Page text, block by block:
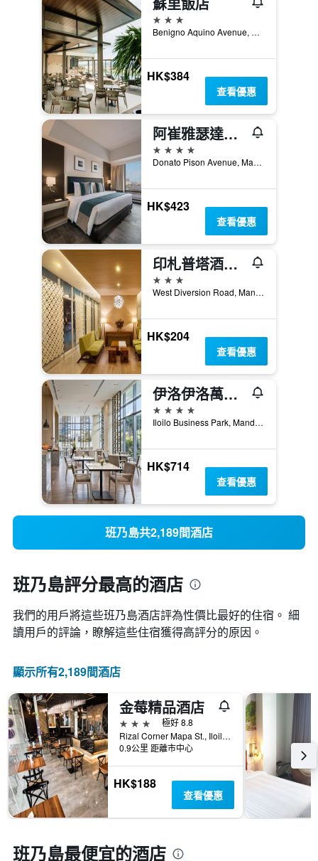
3星級
Benigno Aquino Avenue, 怡朗市, 菲律賓
HK$384
查看優惠
阿崔雅瑟達酒店 - 伊洛伊洛
4星級
Donato Pison Avenue, Mandurriao, 怡朗市, 菲律賓
HK$423
查看優惠
印札普塔酒店 - 伊洛伊洛
3星級
West Diversion Road, Manduarriao, 怡朗市, 菲律賓
HK$204
查看優惠
伊洛伊洛萬怡飯店
4星級
Iloilo Business Park, Mandurriao, 怡朗市, 菲律賓
HK$714
查看優惠
班乃島共2,189間酒店
班乃島評分最高的酒店
我們的用戶將這些班乃島​酒店評為性價比最好的住宿。 細
讀用戶的評論，瞭解這些住宿獲得高評分的原因。
顯示所有2,189間酒店
金莓精品酒店
3星級
極好 8.8
Rizal Corner Mapa St., Iloilo City, 怡朗市, 菲律賓
0.9公里 距離市中心
HK$188
查看優惠
班乃島最便宜的酒店